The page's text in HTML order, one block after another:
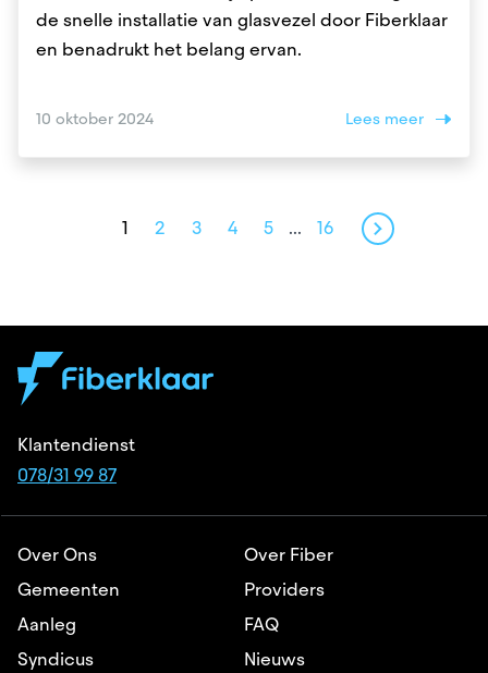
de snelle installatie van glasvezel door Fiberklaar
en benadrukt het belang ervan.
10 oktober 2024 Lees meer
1 2 3 4 5 ... 16
Klantendienst
078/31 99 87
Over Ons
Over Fiber
Gemeenten
Providers
Aanleg
FAQ
Syndicus
Nieuws